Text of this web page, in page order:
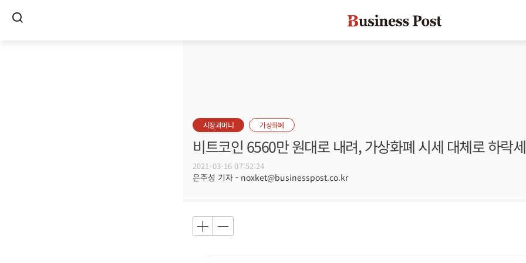
시장과머니 가상화폐
비트코인 6560만 원대로 내려, 가상화폐 시세 대체로 하락세
2021-03-16 07:52:24
은주성 기자 - noxket@businesspost.co.kr